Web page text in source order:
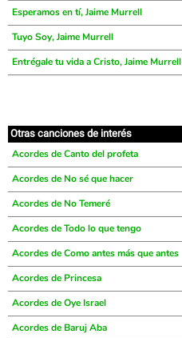
Esperamos en tí, Jaime Murrell
Tuyo Soy, Jaime Murrell
Entrégale tu vida a Cristo, Jaime Murrell
Otras canciones de interés
Acordes de Canto del profeta
Acordes de No sé que hacer
Acordes de No Temeré
Acordes de Todo lo que tengo
Acordes de Como antes más que antes
Acordes de Princesa
Acordes de Oye Israel
Acordes de Baruj Aba